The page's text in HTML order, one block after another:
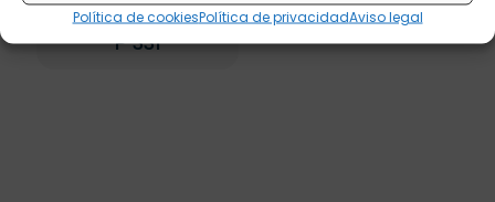
Política de cookiesPolítica de privacidadAviso legal
P331